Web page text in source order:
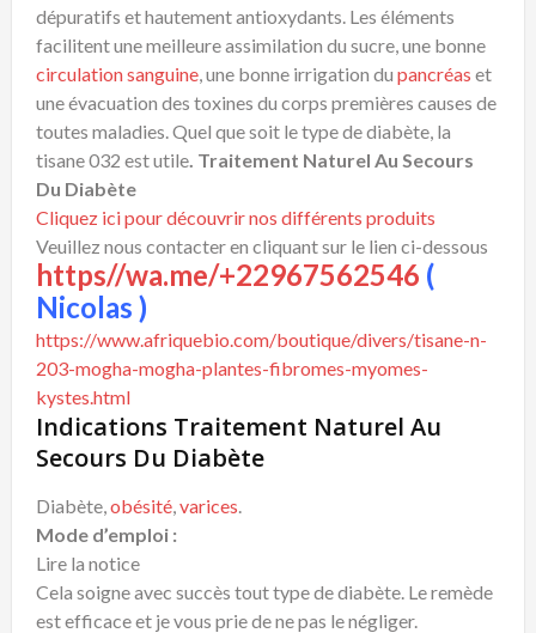
dépuratifs et hautement antioxydants. Les éléments
facilitent une meilleure assimilation du sucre, une bonne
circulation sanguine, une bonne irrigation du pancréas et
une évacuation des toxines du corps premières causes de
toutes maladies. Quel que soit le type de diabète, la
tisane 032 est utile. Traitement Naturel Au Secours
Du Diabète
Cliquez ici pour découvrir nos différents produits
Veuillez nous contacter en cliquant sur le lien ci-dessous
https//wa.me/+22967562546 (
Nicolas )
https://www.afriquebio.com/boutique/divers/tisane-n-
203-mogha-mogha-plantes-fibromes-myomes-
kystes.html
Indications Traitement Naturel Au
Secours Du Diabète
Diabète,obésité,varices.
Mode d’emploi :
Lire la notice
Cela soigne avec succès tout type de diabète. Le remède
est efficace et je vous prie de ne pas le négliger.